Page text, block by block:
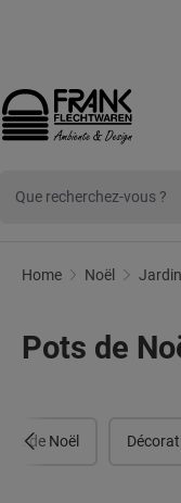
Home Noël
Pots de Noël
Pots de
de Noël